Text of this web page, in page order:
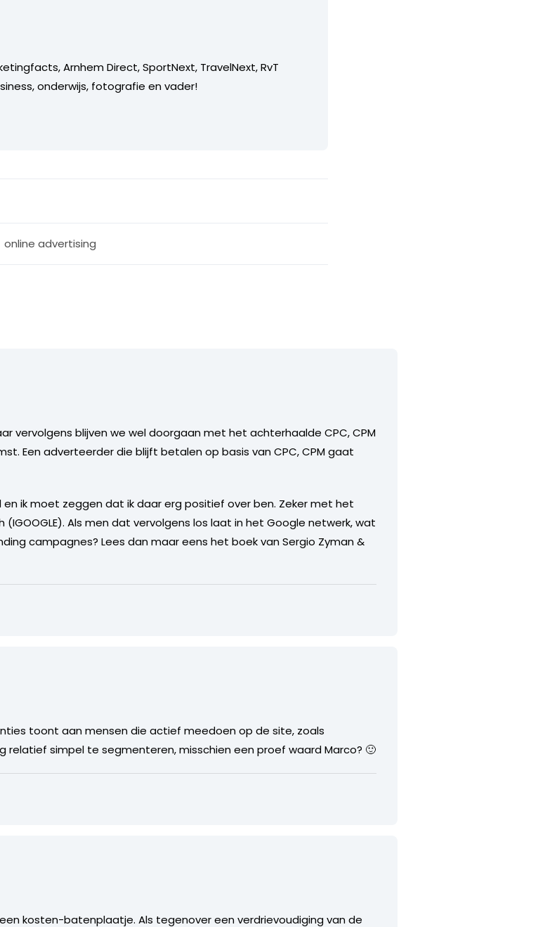
Arnhem Direct, SportNext, TravelNext, RvT
onderwijs, fotografie en vader!
online advertising
vervolgens blijven we wel doorgaan met het achterhaalde CPC, CPM
Een adverteerder die blijft betalen op basis van CPC, CPM gaat
ik moet zeggen dat ik daar erg positief over ben. Zeker met het
Als men dat vervolgens los laat in het Google netwerk, wat
campagnes? Lees dan maar eens het boek van Sergio Zyman &
toont aan mensen die actief meedoen op de site, zoals
simpel te segmenteren, misschien een proef waard Marco? 🙂
kosten-batenplaatje. Als tegenover een verdrievoudiging van de